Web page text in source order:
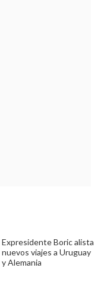
Expresidente Boric alista
nuevos viajes a Uruguay
y Alemania